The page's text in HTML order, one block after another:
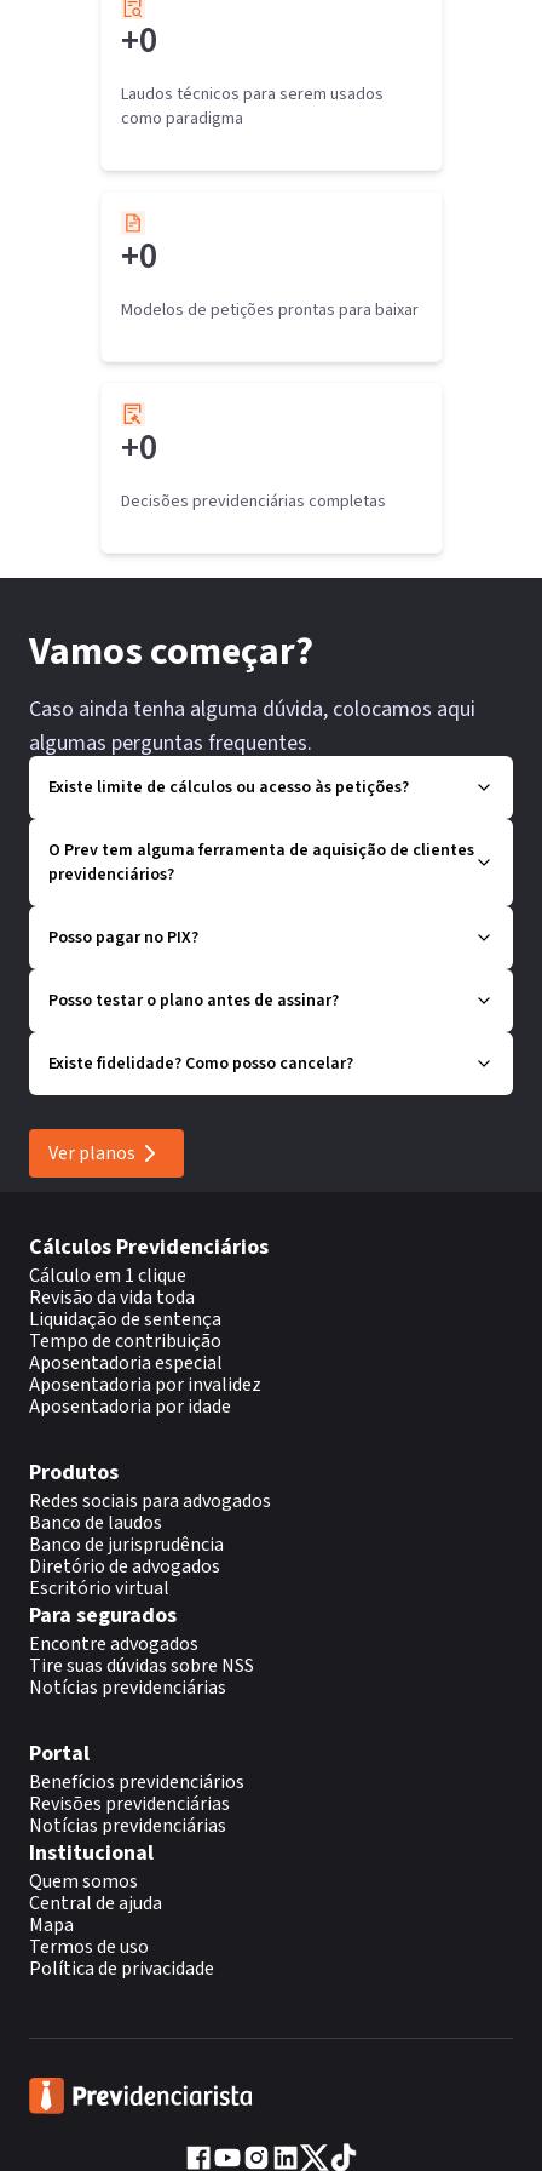
+0
Laudos técnicos para serem usados
como paradigma
+0
Modelos de petições prontas para baixar
+0
Decisões previdenciárias completas
Vamos começar?
Caso ainda tenha alguma dúvida, colocamos aqui
algumas perguntas frequentes.
Existe limite de cálculos ou acesso às petições?
O Prev tem alguma ferramenta de aquisição de clientes
previdenciários?
Posso pagar no PIX?
Posso testar o plano antes de assinar?
Existe fidelidade? Como posso cancelar?
Ver planos
Cálculos Previdenciários
Cálculo em 1 clique
Revisão da vida toda
Liquidação de sentença
Tempo de contribuição
Aposentadoria especial
Aposentadoria por invalidez
Aposentadoria por idade
Produtos
Redes sociais para advogados
Banco de laudos
Banco de jurisprudência
Diretório de advogados
Escritório virtual
Para segurados
Encontre advogados
Tire suas dúvidas sobre NSS
Notícias previdenciárias
Portal
Benefícios previdenciários
Revisões previdenciárias
Notícias previdenciárias
Institucional
Quem somos
Central de ajuda
Mapa
Termos de uso
Política de privacidade